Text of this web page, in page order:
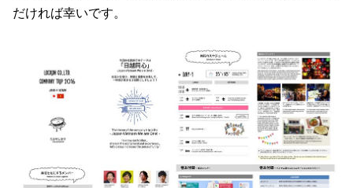
だければ幸いです。